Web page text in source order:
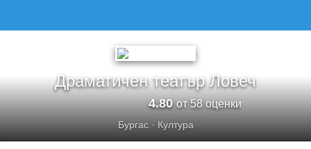
Драматичен театър Ловеч
4.80от 58 оценки
Бургас· Култура